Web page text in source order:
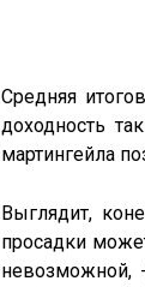
Средняя
доходность
мартингейла
Выглядит,
просадки
невозможной,